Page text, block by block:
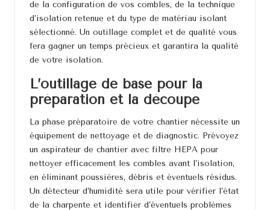
de la configuration de vos combles, de la technique
d’isolation retenue et du type de matériau isolant
sélectionné. Un outillage complet et de qualité vous
fera gagner un temps précieux et garantira la qualité
de votre isolation.
L’outillage de base pour la
préparation et la découpe
La phase préparatoire de votre chantier nécessite un
équipement de nettoyage et de diagnostic. Prévoyez
un aspirateur de chantier avec filtre HEPA pour
nettoyer efficacement les combles avant l’isolation,
en éliminant poussières, débris et éventuels résidus.
Un détecteur d’humidité sera utile pour vérifier l’état
de la charpente et identifier d’éventuels problèmes